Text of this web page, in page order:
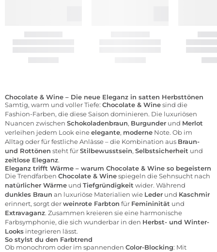
Chocolate & Wine – Die neue Eleganz in satten Herbsttönen
Samtig, warm und voller Tiefe: Chocolate & Winesind die
Fashion-Farben, die diese Saison dominieren. Die luxuriösen
Nuancen zwischen Schokoladenbraun, Burgunder und Merlot
verleihen jedem Look eineelegante, moderne Note. Ob im
Alltag oder für festliche Anlässe – die Kombination aus Braun-
und Rottönen steht fürStilbewusstsein, Selbstsicherheit und
zeitlose Eleganz.
Eleganz trifft Wärme – warum Chocolate & Wine so begeistern
Die Trendfarben Chocolate & Winespiegeln die Sehnsucht nach
natürlicher Wärme und Tiefgründigkeit wider. Während
dunkles Braun an luxuriöse Materialien wie Leder und Kaschmir
erinnert, sorgt derweinrote Farbton für Femininität und
Extravaganz. Zusammen kreieren sie eine harmonische
Farbsymphonie, die sich wunderbar in den Herbst- und Winter-
Looks integrieren lässt.
So stylst du den Farbtrend
Ob monochrom oder im spannenden Color-Blocking: Mit